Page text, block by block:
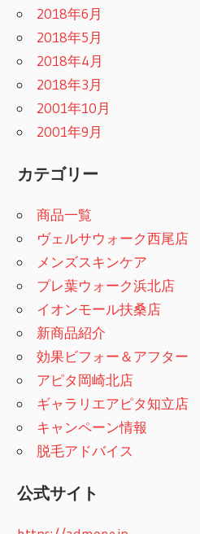
2018年6月
2018年5月
2018年4月
2018年3月
2001年10月
2001年9月
カテゴリー
商品一覧
ヴェルサウォーク西尾店
メンズスキンケア
プレ葉ウォーク浜北店
イオンモール扶桑店
新商品紹介
効果ビフォー＆アフター
アピタ岡崎北店
ギャラリエアピタ知立店
キャンペーン情報
脱毛アドバイス
公式サイト